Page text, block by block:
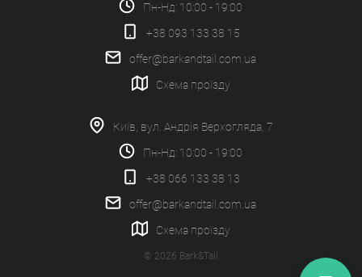
Пн-Нд: 10:00 - 19:00
+38 093 133 38 15
offer@barkandtail.com.ua
Схема проїзду
Київ, вул. Андрія Верхогляда, 7
Пн-Нд: 10:00 - 19:00
+38 066 133 38 13
offer@barkandtail.com.ua
Схема проїзду
© 2026 Bark&Tail